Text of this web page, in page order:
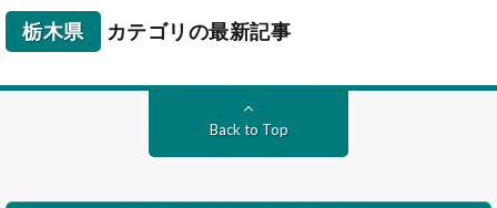
栃木県 カテゴリの最新記事
Back to Top